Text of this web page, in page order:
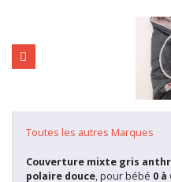
Toutes les autres Marques
Couverture mixte gris
polaire douce, pour bébé 0 à